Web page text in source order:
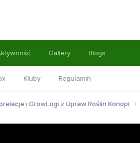
Kluby Regulamin
Gallery Blogs
i GrowLogi z Upraw Roślin Konopi